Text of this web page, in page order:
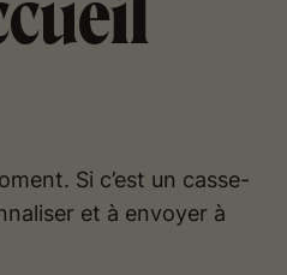
Si c’est un casse-
et à envoyer à